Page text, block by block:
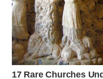
BINJAI
WN
CIREBON
WN